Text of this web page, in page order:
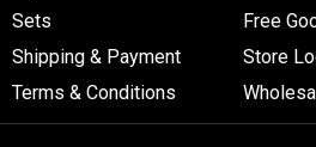
Sets
Shipping & Payment
Terms & Conditions
Free
Store